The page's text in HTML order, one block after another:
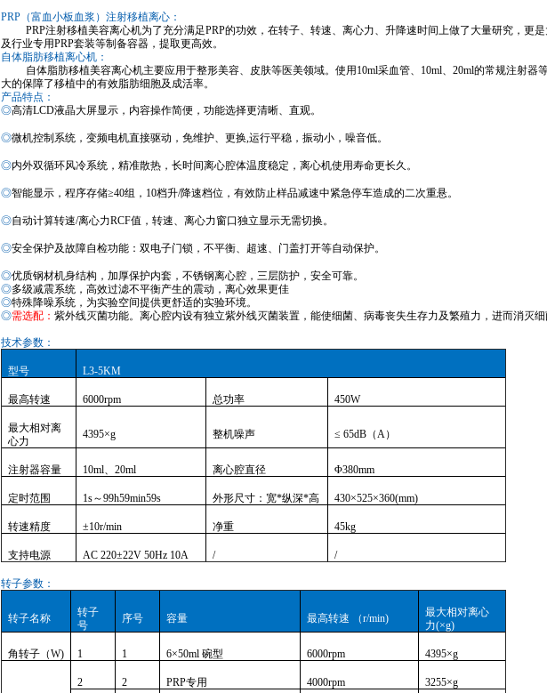
PRP （富血小板血浆） 注射移植离心：
PRP注射移植美容离心机为了充分满足PRP的功效，在转子、转速、离心力、升降速时间上做了大量研究，更
及行业专用PRP套装等制备容器，提取更高效。
自体脂肪移植离心机：
自体脂肪移植美容离心机主要应用于整形美容、皮肤等医美领域。使用 10ml采血管、 10ml、20ml的常规注射器
大的保障了移植中的有效脂肪细胞及成活率。
产品特点：
◎高清LCD液晶大屏显示 ， 内容操作简便， 功能选择更清晰、直观。
◎微机控制 系统，变频电机直接驱动，免维护、更换,运行平稳，振动小，噪音低。
◎内外双循环风冷系统 ，精准散热，长时间离心腔体温度稳定，离心机使用寿命更长久。
◎智能显示，程序存储≥40组 ， 10档升/降速档位，有效防止样品减速中紧急停车造成的二次重悬。
◎自动计算转速/离心力RCF值，转速、离心力窗口独立显示无需切换。
◎安全保护及故障自检功能 ：双电子门锁 ， 不平衡、 超速、门盖打开等自动保护。
◎优质钢材机身结构，加厚保护内套，不锈钢离心腔，三层防护，安全可靠。
◎多级减震系统 ， 高效过滤不平衡产生的震动， 离心效果更佳
◎特殊降噪系统，为实验空间提供更舒适的实验环境。
◎需选配： 紫外线灭菌功能。离心腔内设有独立紫外线灭菌装置，能使细菌、病毒丧失生存力及繁殖力，进而消灭细
技术参数：
型号 L3-5KM
最高转速 6000rpm 总功率 450W
最大相对离
心力
4395×g 整机噪声 ≤ 65dB（A）
注射器容量 10ml、20ml 离心腔直径 Φ380mm
定时范围 1s～99h59min59s 外形尺寸：宽*纵深*高 430×525×360(mm)
转速精度 ±10r/min 净重 45kg
支持电源 AC 220±22V 50Hz 10A / /
转子参数 ：
转子名称
转子
号
序号 容量 最高转速 （r/min)
最大相对离心
力(×g)
角转子（W) 1 1 6×50ml 碗型 6000rpm 4395×g
2 2 PRP专用 4000rpm 3255×g